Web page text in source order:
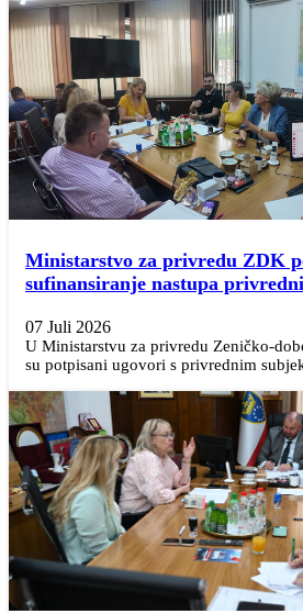
Ministarstvo za privredu ZDK
sufinansiranje nastupa
07 Juli 2026
U Ministarstvu za privredu Zeničko-
su potpisani ugovori s privrednim